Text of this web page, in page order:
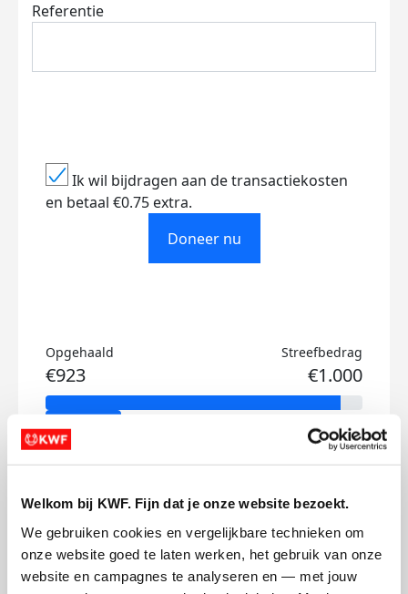
Welkom bij KWF. Fijn dat je onze website bezoekt.
We gebruiken cookies en vergelijkbare technieken om
onze website goed te laten werken, het gebruik van onze
website en campagnes te analyseren en — met jouw
Referentie
Ik wil bijdragen aan de transactiekosten
en betaal €0.75 extra.
Doneer nu
Opgehaald
€923
Streefbedrag
€1.000
Doneer